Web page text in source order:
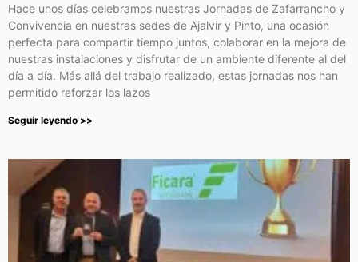
Hace unos días celebramos nuestras Jornadas de Zafarrancho y
Convivencia en nuestras sedes de Ajalvir y Pinto, una ocasión
perfecta para compartir tiempo juntos, colaborar en la mejora de
nuestras instalaciones y disfrutar de un ambiente diferente al del
día a día. Más allá del trabajo realizado, estas jornadas nos han
permitido reforzar los lazos
Seguir leyendo >>